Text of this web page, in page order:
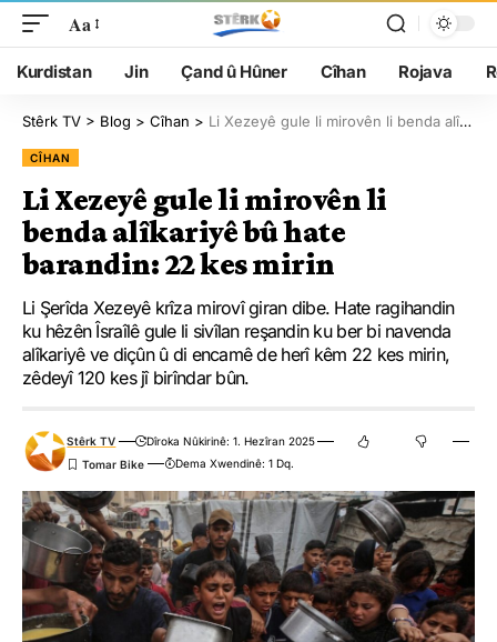
Aa
Kurdistan Jin Çand û Hûner Cîhan Rojava
Stêrk TV > Blog > Cîhan > Li Xezeyê gule li mirovên li benda alîkariyê bû hate barandin: 22 kes mirin
CÎHAN
Li Xezeyê gule li mirovên li
benda alîkariyê bû hate
barandin: 22 kes mirin
Li Şerîda Xezeyê krîza mirovî giran dibe. Hate ragihandin
ku hêzên Îsraîlê gule li sivîlan reşandin ku ber bi navenda
alîkariyê ve diçûn û di encamê de herî kêm 22 kes mirin,
zêdeyî 120 kes jî birîndar bûn.
Stêrk TV
Dîroka Nûkirinê: 1. Hezîran 2025
Dema Xwendinê: 1 Dq.